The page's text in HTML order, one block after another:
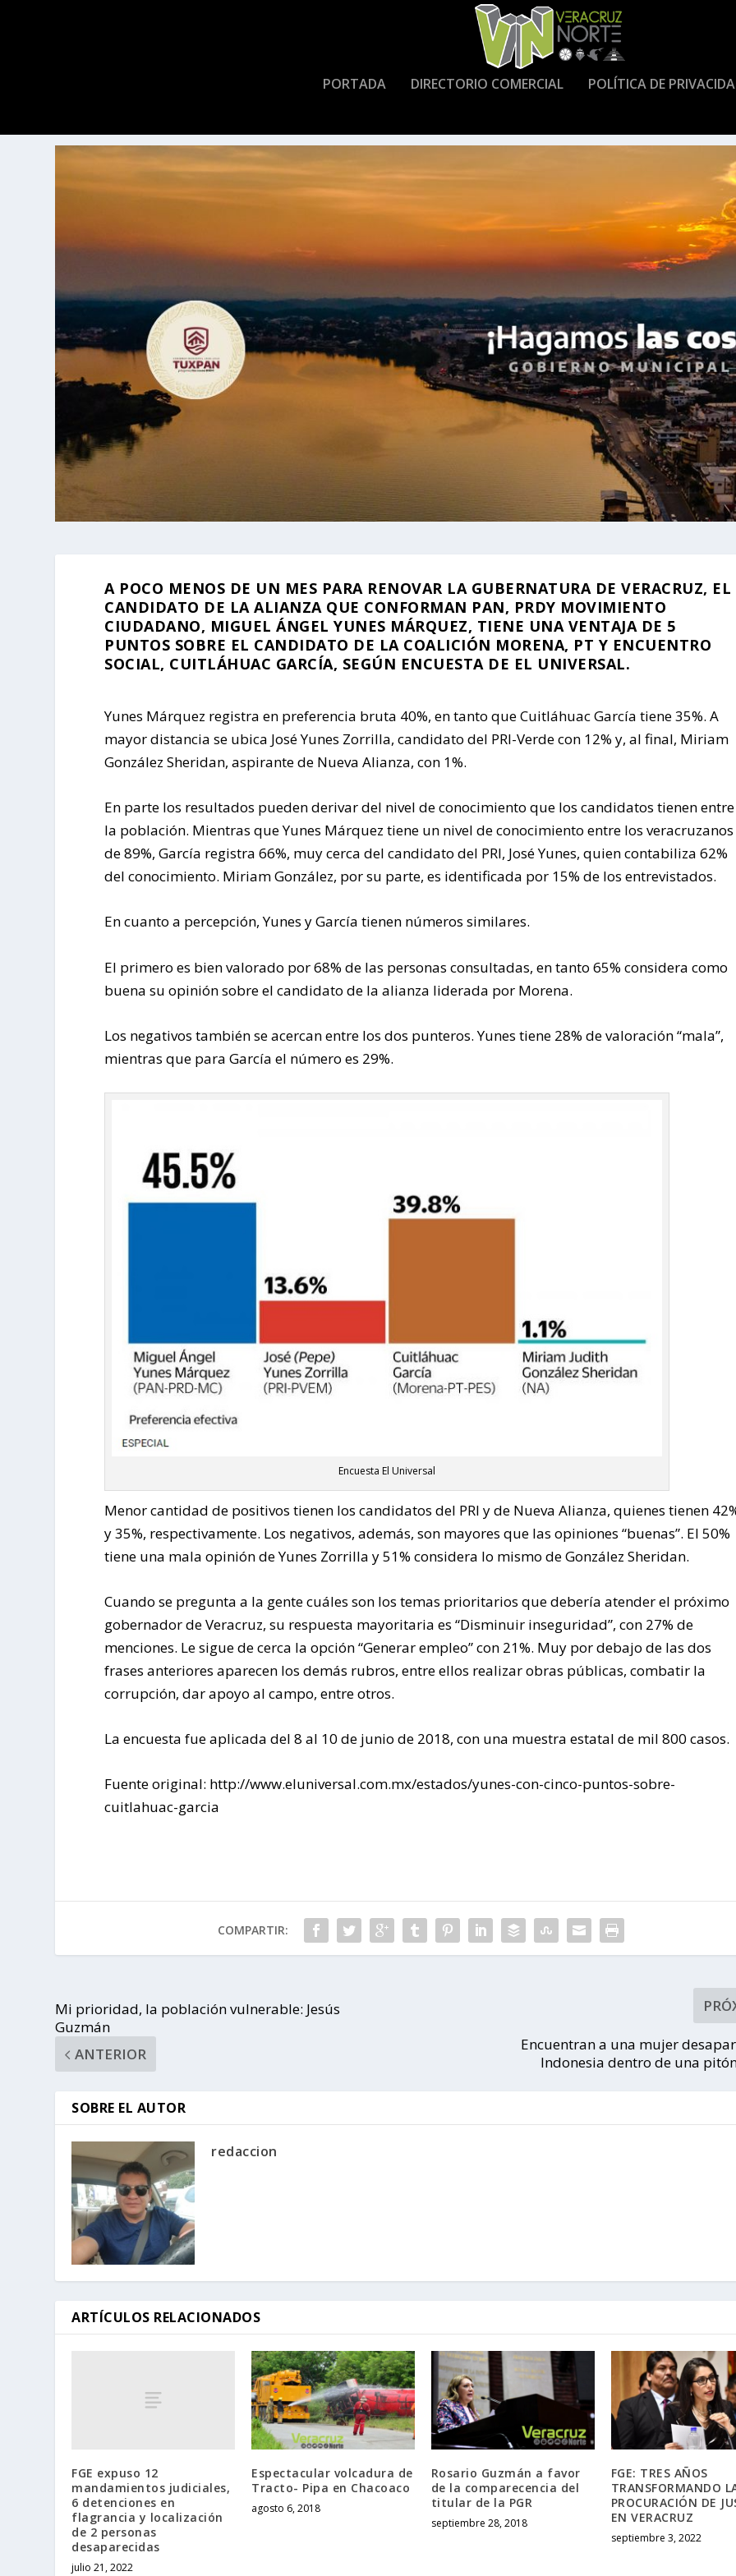
PORTADA DIRECTORIO COMERCIAL POLÍTICA DE
A POCO MENOS DE UN MES PARA RENOVAR LA GUBERNATURA DE VERACRUZ, EL
CANDIDATO DE LA ALIANZA QUE CONFORMAN PAN, PRDY MOVIMIENTO
CIUDADANO, MIGUEL ÁNGEL YUNES MÁRQUEZ, TIENE UNA VENTAJA DE 5
PUNTOS SOBRE EL CANDIDATO DE LA COALICIÓN MORENA, PT Y ENCUENTRO
SOCIAL, CUITLÁHUAC GARCÍA, SEGÚN ENCUESTA DE EL UNIVERSAL.
Yunes Márquez registra en preferencia bruta 40%, en tanto que Cuitláhuac García tiene 35%. A
mayor distancia se ubica José Yunes Zorrilla, candidato del PRI-Verde con 12% y, al final, Miriam
González Sheridan, aspirante de Nueva Alianza, con 1%.
En parte los resultados pueden derivar del nivel de conocimiento que los candidatos tienen entre
la población. Mientras que Yunes Márquez tiene un nivel de conocimiento entre los veracruzanos
de 89%, García registra 66%, muy cerca del candidato del PRI, José Yunes, quien contabiliza 62%
del conocimiento. Miriam González, por su parte, es identificada por 15% de los entrevistados.
En cuanto a percepción, Yunes y García tienen números similares.
El primero es bien valorado por 68% de las personas consultadas, en tanto 65% considera como
buena su opinión sobre el candidato de la alianza liderada por Morena.
Los negativos también se acercan entre los dos punteros. Yunes tiene 28% de valoración “mala”,
mientras que para García el número es 29%.
Encuesta El Universal
Menor cantidad de positivos tienen los candidatos del PRI y de Nueva Alianza, quienes tienen
y 35%, respectivamente. Los negativos, además, son mayores que las opiniones “buenas”. El 50%
tiene una mala opinión de Yunes Zorrilla y 51% considera lo mismo de González Sheridan.
Cuando se pregunta a la gente cuáles son los temas prioritarios que debería atender el próximo
gobernador de Veracruz, su respuesta mayoritaria es “Disminuir inseguridad”, con 27% de
menciones. Le sigue de cerca la opción “Generar empleo” con 21%. Muy por debajo de las dos
frases anteriores aparecen los demás rubros, entre ellos realizar obras públicas, combatir la
corrupción, dar apoyo al campo, entre otros.
La encuesta fue aplicada del 8 al 10 de junio de 2018, con una muestra estatal de mil 800 casos.
Fuente original: http://www.eluniversal.com.mx/estados/yunes-con-cinco-puntos-sobre-
cuitlahuac-garcia
COMPARTIR:
Mi prioridad, la población vulnerable: Jesús
Guzmán
ANTERIOR
Encuentran a una mujer
Indonesia dentro de una
SOBRE EL AUTOR
redaccion
ARTÍCULOS RELACIONADOS
FGE expuso 12
mandamientos judiciales,
6 detenciones en
flagrancia y localización
de 2 personas
desaparecidas
julio 21, 2022
Espectacular volcadura de
Tracto- Pipa en Chacoaco
agosto 6, 2018
Rosario Guzmán a favor
de la comparecencia del
titular de la PGR
septiembre 28, 2018
FGE: TRES AÑOS
TRANSFORMANDO
PROCURACIÓN DE
EN VERACRUZ
septiembre 3, 2022